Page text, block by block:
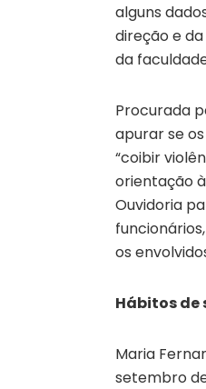
alguns
direção e da
da
Procurada
apurar se
“coibir
orientação
Ouvidoria
os
Hábitos de
Maria
setembro